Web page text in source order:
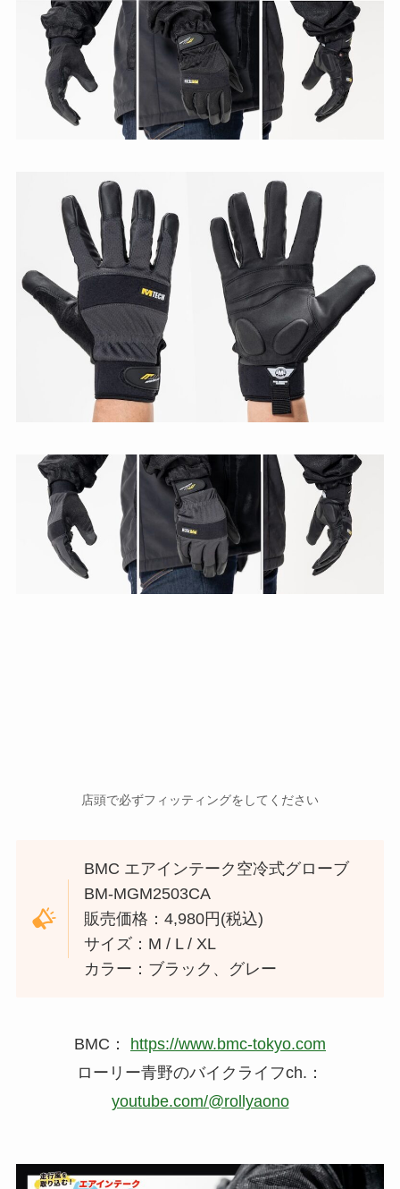
店頭で必ずフィッティングをしてください
BMC エアインテーク空冷式グローブ
BM-MGM2503CA
販売価格：4,980円(税込)
サイズ：M / L / XL
カラー：ブラック、グレー
BMC： https://www.bmc-tokyo.com
ローリー青野のバイクライフch.：
youtube.com/@rollyaono